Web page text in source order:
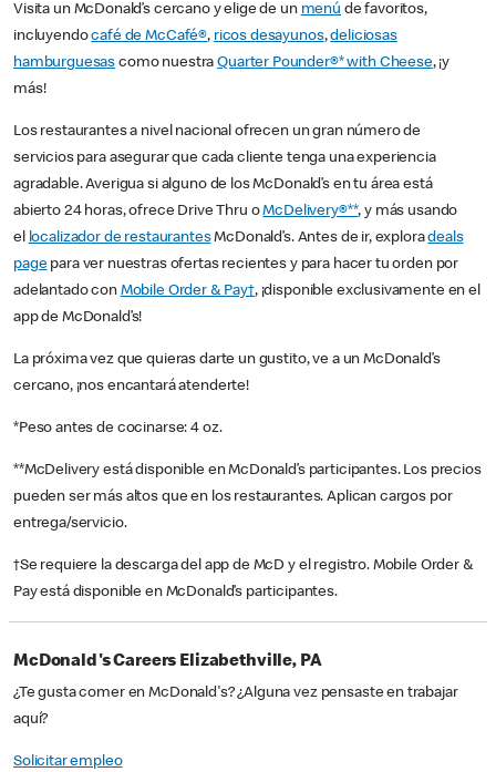
Visita un McDonald’s cercano y elige de un menú de favoritos,
incluyendocafé de McCafé®, ricos desayunos,deliciosas
hamburguesas como nuestraQuarter Pounder®* with Cheese, ¡y
más!
Los restaurantes a nivel nacional ofrecen un gran número de
servicios para asegurar que cada cliente tenga una experiencia
agradable. Averigua si alguno de los McDonald’s en tu área está
abierto 24 horas, ofrece Drive Thru oMcDelivery®**, y más usando
el localizador de restaurantesMcDonald’s. Antes de ir, exploradeals
pagepara ver nuestras ofertas recientes y para hacer tu orden por
adelantado con Mobile Order & Pay†, ¡disponible exclusivamente en el
app de McDonald’s!
La próxima vez que quieras darte un gustito, ve a un McDonald’s
cercano, ¡nos encantará atenderte!
*Peso antes de cocinarse: 4 oz.
**McDelivery está disponible en McDonald’s participantes. Los precios
pueden ser más altos que en los restaurantes. Aplican cargos por
entrega/servicio.
†Se requiere la descarga del app de McD y el registro. Mobile Order &
Pay está disponible en McDonald’s participantes.
McDonald's Careers Elizabethville, PA
¿Te gusta comer en McDonald's? ¿Alguna vez pensaste en trabajar
aquí?
Solicitar empleo